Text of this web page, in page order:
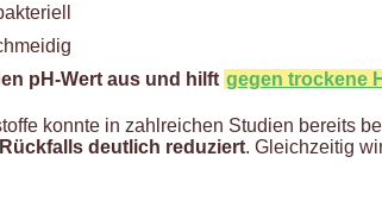
pH-Wert aus und hilft gegen trockene
konnte in zahlreichen Studien bereits
deutlich reduziert. Gleichzeitig